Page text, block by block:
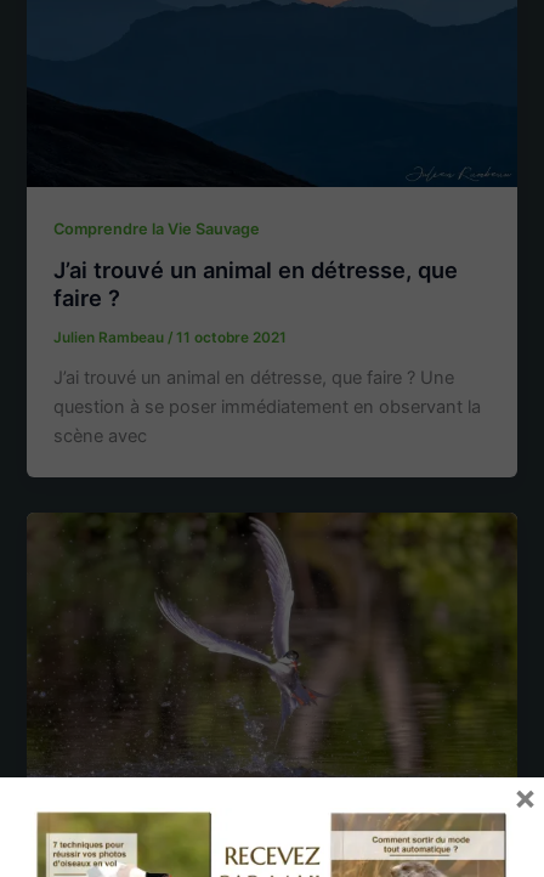
Comprendre la Vie Sauvage
J’ai trouvé un animal en détresse, que
faire ?
Julien Rambeau /11 octobre 2021
J’ai trouvé un animal en détresse, que faire ? Une
question à se poser immédiatement en observant la
scène avec
×